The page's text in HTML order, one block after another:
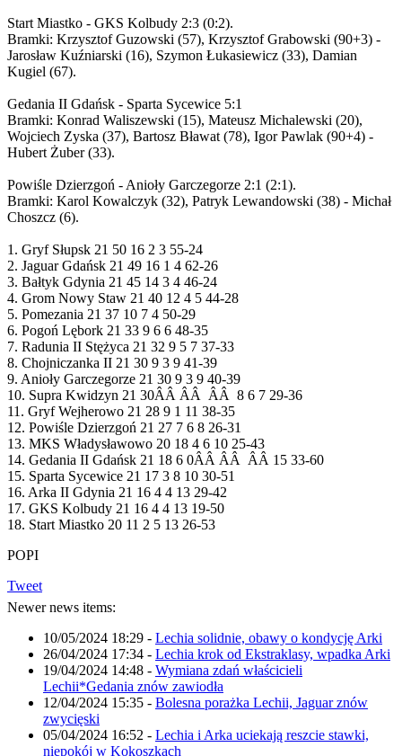
Start Miastko - GKS Kolbudy 2:3 (0:2).
Bramki: Krzysztof Guzowski (57), Krzysztof Grabowski (90+3) -
Jarosław Kuźniarski (16), Szymon Łukasiewicz (33), Damian
Kugiel (67).
Gedania II Gdańsk - Sparta Sycewice 5:1
Bramki: Konrad Waliszewski (15), Mateusz Michalewski (20),
Wojciech Zyska (37), Bartosz Bławat (78), Igor Pawlak (90+4) -
Hubert Żuber (33).
Powiśle Dzierzgoń - Anioły Garczegorze 2:1 (2:1).
Bramki: Karol Kowalczyk (32), Patryk Lewandowski (38) - Michał
Choszcz (6).
1. Gryf Słupsk 21 50 16 2 3 55-24
2. Jaguar Gdańsk 21 49 16 1 4 62-26
3. Bałtyk Gdynia 21 45 14 3 4 46-24
4. Grom Nowy Staw 21 40 12 4 5 44-28
5. Pomezania 21 37 10 7 4 50-29
6. Pogoń Lębork 21 33 9 6 6 48-35
7. Radunia II Stężyca 21 32 9 5 7 37-33
8. Chojniczanka II 21 30 9 3 9 41-39
9. Anioły Garczegorze 21 30 9 3 9 40-39
10. Supra Kwidzyn 21 30ÂÂ ÂÂ ÂÂ 8 6 7 29-36
11. Gryf Wejherowo 21 28 9 1 11 38-35
12. Powiśle Dzierzgoń 21 27 7 6 8 26-31
13. MKS Władysławowo 20 18 4 6 10 25-43
14. Gedania II Gdańsk 21 18 6 0ÂÂ ÂÂ ÂÂ 15 33-60
15. Sparta Sycewice 21 17 3 8 10 30-51
16. Arka II Gdynia 21 16 4 4 13 29-42
17. GKS Kolbudy 21 16 4 4 13 19-50
18. Start Miastko 20 11 2 5 13 26-53
POPI
Tweet
Newer news items:
10/05/2024 18:29 - Lechia solidnie, obawy o kondycję Arki
26/04/2024 17:34 - Lechia krok od Ekstraklasy, wpadka Arki
19/04/2024 14:48 - Wymiana zdań właścicieli
Lechii*Gedania znów zawiodła
12/04/2024 15:35 - Bolesna porażka Lechii, Jaguar znów
zwycięski
05/04/2024 16:52 - Lechia i Arka uciekają reszcie stawki,
niepokój w Kokoszkach